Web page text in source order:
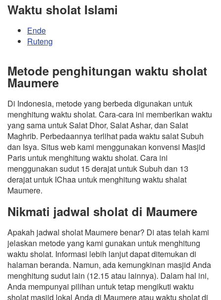
Waktu sholat Islami
Ende
Ruteng
Metode penghitungan waktu sholat
Maumere
Di Indonesia, metode yang berbeda digunakan untuk
menghitung waktu sholat. Cara-cara ini memberikan waktu
yang sama untuk Salat Dhor, Salat Ashar, dan Salat
Maghrib. Perbedaannya terlihat pada waktu salat Subuh
dan Isya. Situs web kami menggunakan konvensi Masjid
Paris untuk menghitung waktu sholat. Cara ini
menggunakan sudut 15 derajat untuk Subuh dan 13
derajat untuk IChaa untuk menghitung waktu shalat
Maumere.
Nikmati jadwal sholat di Maumere
Apakah jadwal sholat Maumere benar? Di atas telah kami
jelaskan metode yang kami gunakan untuk menghitung
waktu sholat. Informasi lebih lanjut dapat ditemukan di
halaman beranda. Namun, ada kemungkinan masjid Anda
menghitung sudut lain (12.15 atau lainnya). Dalam hal ini,
Anda mempunyai pilihan untuk tetap mengikuti waktu
sholat masjid lokal Anda di Maumere atau waktu sholat di